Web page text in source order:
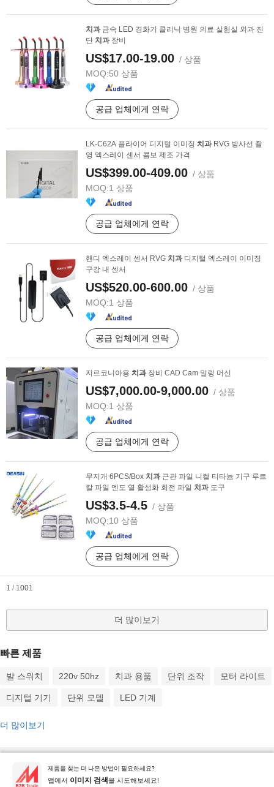
치과금속 LED 경화기 클리닉 병원 의료 실험실 외과 진
단 치과장비
US$17.00-19.00 / 상품
MOQ:50 상품
공급 업체에게 연락
LK-C62A 플라이어 디지털 이미징 치과RVG 방사선 촬
영 엑스레이 센서 콤보 제조 가격
US$399.00-409.00 / 상품
MOQ:1 상품
공급 업체에게 연락
핸디 엑스레이 센서 RVG 치과디지털 엑스레이 이미징
구강 내 센서
US$520.00-600.00 / 상품
MOQ:1 상품
공급 업체에게 연락
지르코니아용 치과장비 CAD Cam 밀링 머신
US$7,000.00-9,000.00 / 상품
MOQ:1 상품
공급 업체에게 연락
무지개 6PCS/Box 치과근관 파일 니켈 티타늄 기구 루트
칼 파일 엔도 열 활성화 회전 파일 치과도구
US$3.5-4.5 / 상품
MOQ:10 상품
공급 업체에게 연락
1 / 1001
더 많이보기
제품을 찾는 더 나은 방법이 필요하세요?
앱에서 이미지 검색을 시도해보세요!
빠른 제품
발 스위치 220v 50hz 치과 용품 단위 조작 모터 라이트
디지털 기기 단위 모델 LED 기계
더 많이보기
핫한 제품 핫 제품 가격 도매 핫 제품 스타 바이어
우리에 대하여
사용자 약관 개인정보 보호정책